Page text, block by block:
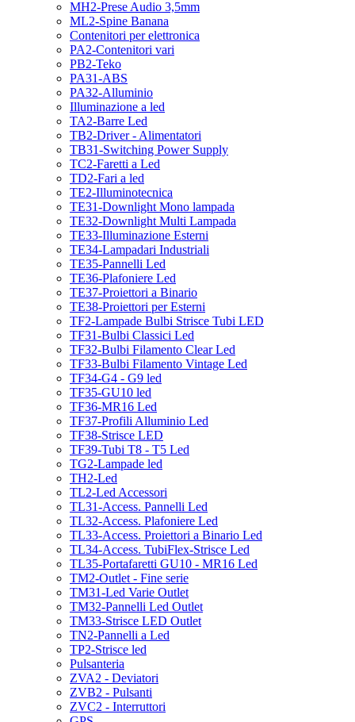
MH2-Prese Audio 3,5mm
ML2-Spine Banana
Contenitori per elettronica
PA2-Contenitori vari
PB2-Teko
PA31-ABS
PA32-Alluminio
Illuminazione a led
TA2-Barre Led
TB2-Driver - Alimentatori
TB31-Switching Power Supply
TC2-Faretti a Led
TD2-Fari a led
TE2-Illuminotecnica
TE31-Downlight Mono lampada
TE32-Downlight Multi Lampada
TE33-Illuminazione Esterni
TE34-Lampadari Industriali
TE35-Pannelli Led
TE36-Plafoniere Led
TE37-Proiettori a Binario
TE38-Proiettori per Esterni
TF2-Lampade Bulbi Strisce Tubi LED
TF31-Bulbi Classici Led
TF32-Bulbi Filamento Clear Led
TF33-Bulbi Filamento Vintage Led
TF34-G4 - G9 led
TF35-GU10 led
TF36-MR16 Led
TF37-Profili Alluminio Led
TF38-Strisce LED
TF39-Tubi T8 - T5 Led
TG2-Lampade led
TH2-Led
TL2-Led Accessori
TL31-Access. Pannelli Led
TL32-Access. Plafoniere Led
TL33-Access. Proiettori a Binario Led
TL34-Access. TubiFlex-Strisce Led
TL35-Portafaretti GU10 - MR16 Led
TM2-Outlet - Fine serie
TM31-Led Varie Outlet
TM32-Pannelli Led Outlet
TM33-Strisce LED Outlet
TN2-Pannelli a Led
TP2-Strisce led
Pulsanteria
ZVA2 - Deviatori
ZVB2 - Pulsanti
ZVC2 - Interruttori